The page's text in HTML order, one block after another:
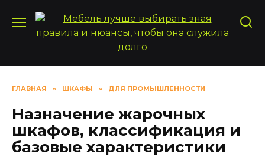
содержанию
ГЛАВНАЯ » ШКАФЫ » ДЛЯ ПРОМЫШЛЕННОСТИ
Назначение жарочных
шкафов, классификация и
базовые характеристики